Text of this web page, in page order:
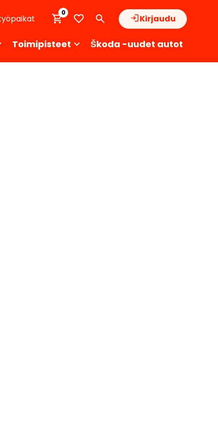
Kirjaudu
0
Toimipisteet Škoda -uudet autot